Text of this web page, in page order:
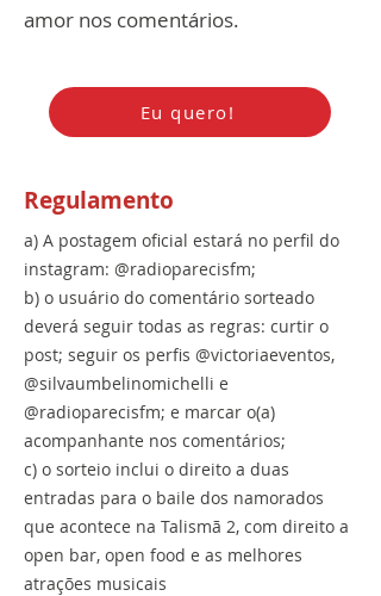
amor nos comentários.
Eu quero!
Regulamento
a) A postagem oficial estará no perfil do
instagram: @radioparecisfm;
b) o usuário do comentário sorteado
deverá seguir todas as regras: curtir o
post; seguir os perfis @victoriaeventos,
@silvaumbelinomichelli e
@radioparecisfm; e marcar o(a)
acompanhante nos comentários;
c) o sorteio inclui o direito a duas
entradas para o baile dos namorados
que acontece na Talismã 2, com direito a
open bar, open food e as melhores
atrações musicais